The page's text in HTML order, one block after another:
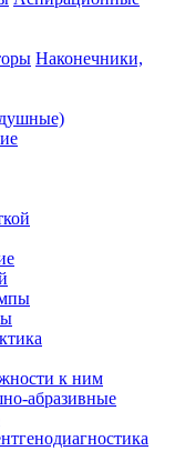
Наконечники,
к ним
абразивные